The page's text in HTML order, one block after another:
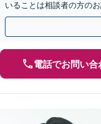
いることは相談者の方の
相談ください【初回40分
電話でお問い合